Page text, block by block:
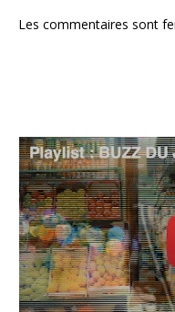
Les commentaires sont